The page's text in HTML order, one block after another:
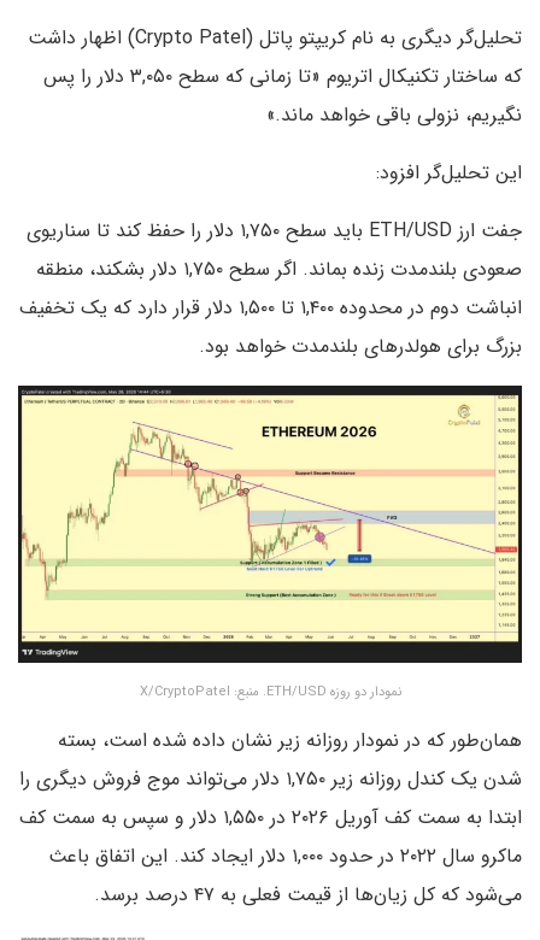
تحلیل‌گر دیگری به نام کریپتو پاتل (Crypto Patel) اظهار داشت
که ساختار تکنیکال اتریوم «تا زمانی که سطح ۳,۰۵۰ دلار را پس
نگیریم، نزولی باقی خواهد ماند.»
این تحلیل‌گر افزود:
جفت ارز ETH/USD باید سطح ۱,۷۵۰ دلار را حفظ کند تا سناریوی
صعودی بلندمدت زنده بماند. اگر سطح ۱,۷۵۰ دلار بشکند، منطقه
انباشت دوم در محدوده ۱,۴۰۰ تا ۱,۵۰۰ دلار قرار دارد که یک تخفیف
بزرگ برای هولدرهای بلندمدت خواهد بود.
نمودار دو روزه ETH/USD. منبع: X/CryptoPatel
همان‌طور که در نمودار روزانه زیر نشان داده شده است، بسته
شدن یک کندل روزانه زیر ۱,۷۵۰ دلار می‌تواند موج فروش دیگری را
ابتدا به سمت کف آوریل ۲۰۲۶ در ۱,۵۵۰ دلار و سپس به سمت کف
ماکرو سال ۲۰۲۲ در حدود ۱,۰۰۰ دلار ایجاد کند. این اتفاق باعث
می‌شود که کل زیان‌ها از قیمت فعلی به ۴۷ درصد برسد.